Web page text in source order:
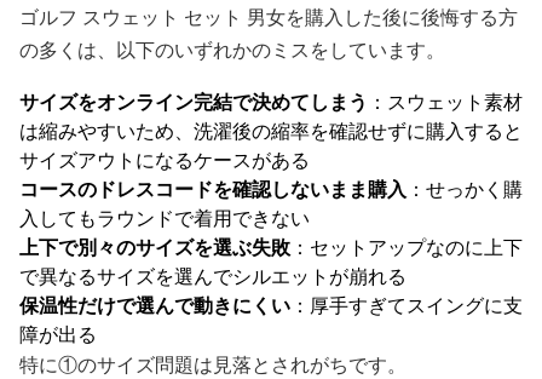
ゴルフ スウェット セット 男女を購入した後に後悔する方
の多くは、以下のいずれかのミスをしています。
サイズをオンライン完結で決めてしまう ：スウェット素材
は縮みやすいため、洗濯後の縮率を確認せずに購入すると
サイズアウトになるケースがある
コースのドレスコードを確認しないまま購入 ：せっかく購
入してもラウンドで着用できない
上下で別々のサイズを選ぶ失敗 ：セットアップなのに上下
で異なるサイズを選んでシルエットが崩れる
保温性だけで選んで動きにくい ：厚手すぎてスイングに支
障が出る
特に①のサイズ問題は見落とされがちです。